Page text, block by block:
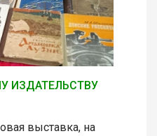
ИЗДАТЕЛЬСТВУ
выставка, на